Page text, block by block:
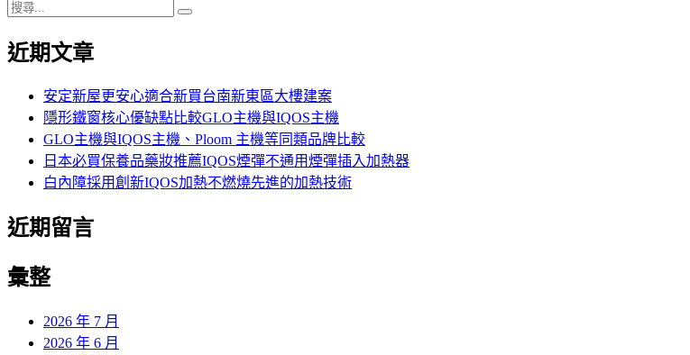
搜
關
近期文章
安定新屋更安心適合新買台南新東區大樓建案
隱形鐵窗核心優缺點比較GLO主機與IQOS主機
GLO主機與IQOS主機、Ploom 主機等同類品牌比較
日本必買保養品藥妝推薦IQOS煙彈不通用煙彈插入加熱器
白內障採用創新IQOS加熱不燃燒先進的加熱技術
近期留言
彙整
2026 年 7 月
2026 年 6 月